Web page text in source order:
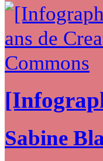
Sabine